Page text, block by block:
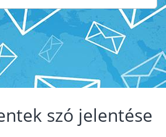
szó jelentése